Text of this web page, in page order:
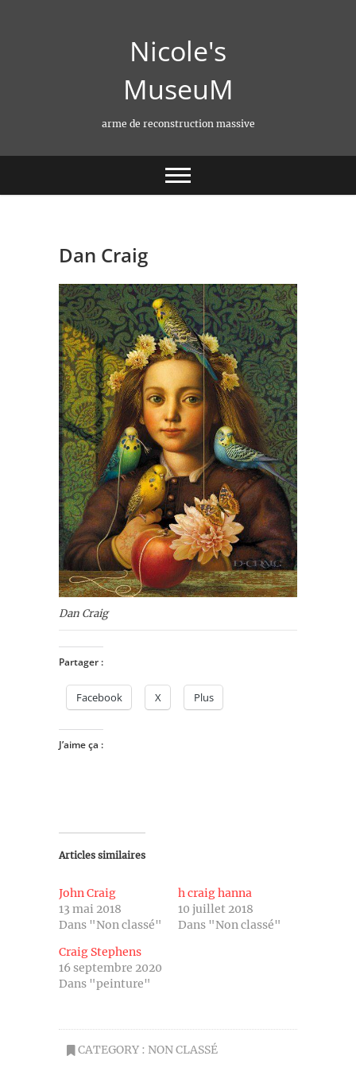
Nicole's
MuseuM
arme de reconstruction massive
Dan Craig
Dan Craig
Partager :
Facebook X Plus
J’aime ça :
Articles similaires
John Craig
13 mai 2018
Dans "Non classé"
h craig hanna
10 juillet 2018
Dans "Non classé"
Craig Stephens
16 septembre 2020
Dans "peinture"
CATEGORY : NON CLASSÉ